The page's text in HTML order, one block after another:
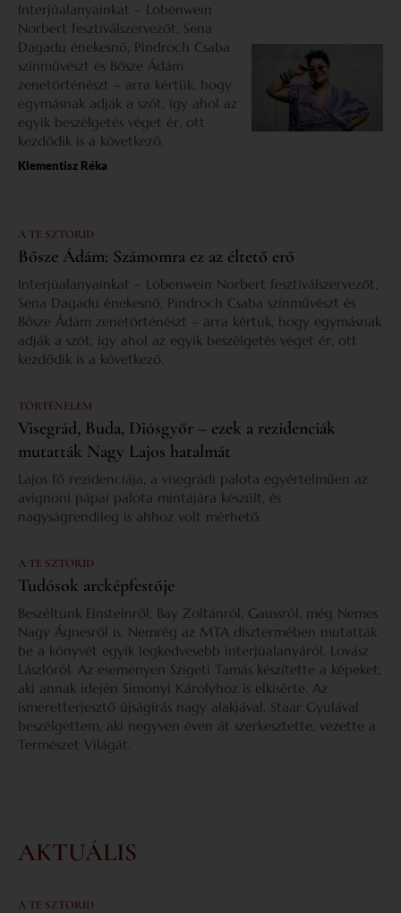
Interjúalanyainkat – Lobenwein
Norbert fesztiválszervezőt, Sena
Dagadu énekesnő, Pindroch Csaba
színművészt és Bősze Ádám
zenetörténészt – arra kértük, hogy
egymásnak adják a szót, így ahol az
egyik beszélgetés véget ér, ott
kezdődik is a következő.
Klementisz Réka
A TE SZTORID
Bősze Ádám: Számomra ez az éltető erő
Interjúalanyainkat – Lobenwein Norbert fesztiválszervezőt,
Sena Dagadu énekesnő, Pindroch Csaba színművészt és
Bősze Ádám zenetörténészt – arra kértük, hogy egymásnak
adják a szót, így ahol az egyik beszélgetés véget ér, ott
kezdődik is a következő.
TÖRTÉNELEM
Visegrád, Buda, Diósgyőr – ezek a rezidenciák
mutatták Nagy Lajos hatalmát
Lajos fő rezidenciája, a visegrádi palota egyértelműen az
avignoni pápai palota mintájára készült, és
nagyságrendileg is ahhoz volt mérhető.
A TE SZTORID
Tudósok arcképfestője
Beszéltünk Einsteinről, Bay Zoltánról, Gaussról, még Nemes
Nagy Ágnesről is. Nemrég az MTA dísztermében mutatták
be a könyvét egyik legkedvesebb interjúalanyáról, Lovász
Lászlóról. Az eseményen Szigeti Tamás készítette a képeket,
aki annak idején Simonyi Károlyhoz is elkísérte. Az
ismeretterjesztő újságírás nagy alakjával, Staar Gyulával
beszélgettem, aki negyven éven át szerkesztette, vezette a
Természet Világát.
AKTUÁLIS
A TE SZTORID